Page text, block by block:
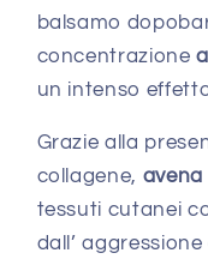
balsamo
concentrazione
un intenso
Grazie alla
collagene, avena
tessuti cutanei
dall’